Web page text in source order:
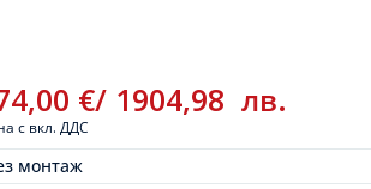
€/ 1904,98 лв.
с вкл. ДДС
монтаж
€/